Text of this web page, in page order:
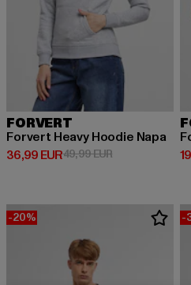
FORVERT
Forvert Heavy Hoodie Napa
36,99 EUR
Derzeitiger Preis: 36,99 EUR
49,99 EURAktionspreis:
-20% -